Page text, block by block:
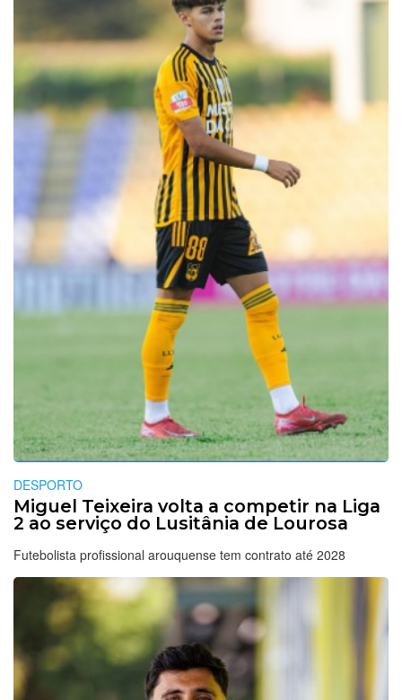
DESPORTO
Miguel Teixeira volta a competir na Liga
2 ao serviço do Lusitânia de Lourosa
Futebolista profissional arouquense tem contrato até 2028